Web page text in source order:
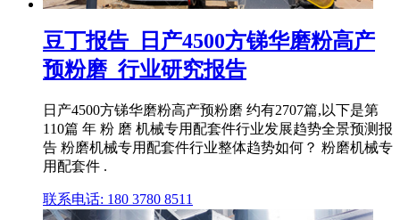
豆丁报告_日产4500方锑华磨粉高产
预粉磨_行业研究报告
日产4500方锑华磨粉高产预粉磨 约有2707篇,以下是第
110篇 年 粉 磨 机械专用配套件行业发展趋势全景预测报
告 粉磨机械专用配套件行业整体趋势如何？ 粉磨机械专
用配套件 .
联系电话: 180 3780 8511